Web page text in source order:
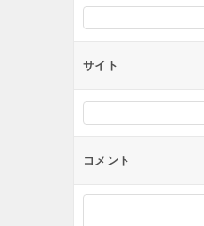
サイト
コメント